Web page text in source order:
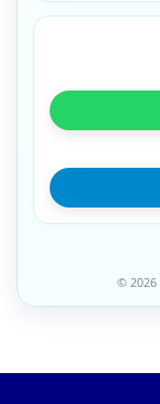
© 2026